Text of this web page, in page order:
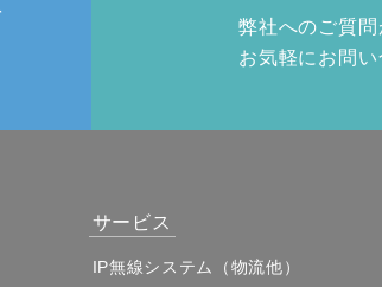
弊社へのご質
お気軽にお問い
サービス
IP無線システム（物流他）